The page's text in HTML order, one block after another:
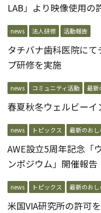
LAB」より映像使用の
news 法人研修 活動報告
タチバナ歯科医院に
プ研修を実施
news コミュニティ活動 最新
春夏秋冬ウェルビー
news トピックス 最新のおし
AWE設立5周年記念「
ンポジウム」開催報告
news トピックス 最新のおし
米国VIA研究所の許可